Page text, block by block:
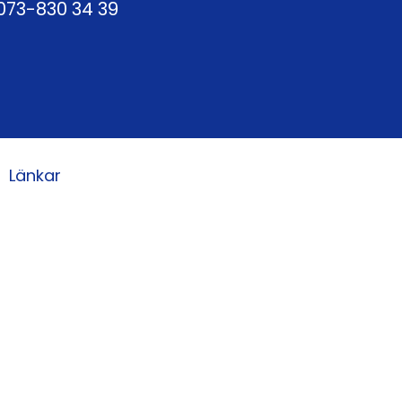
830 34 39
Länkar